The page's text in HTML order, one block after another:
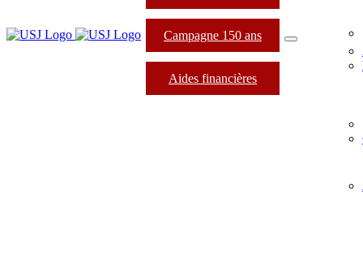
Campagne 150 ans
Aides financières